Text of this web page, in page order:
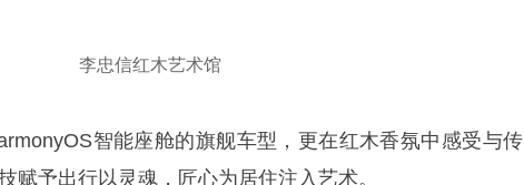
李忠信红木艺术馆
智能座舱的旗舰车型，更在红木香氛中感受与传
予出行以灵魂，匠心为居住注入艺术。